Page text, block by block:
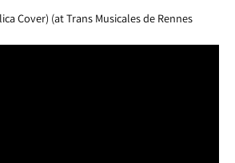
Cover) (at Trans Musicales de Rennes